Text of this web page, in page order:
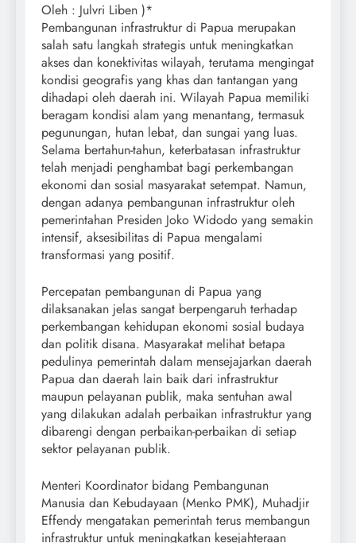
Oleh : Julvri Liben )*
Pembangunan infrastruktur di Papua merupakan
salah satu langkah strategis untuk meningkatkan
akses dan konektivitas wilayah, terutama mengingat
kondisi geografis yang khas dan tantangan yang
dihadapi oleh daerah ini. Wilayah Papua memiliki
beragam kondisi alam yang menantang, termasuk
pegunungan, hutan lebat, dan sungai yang luas.
Selama bertahun-tahun, keterbatasan infrastruktur
telah menjadi penghambat bagi perkembangan
ekonomi dan sosial masyarakat setempat. Namun,
dengan adanya pembangunan infrastruktur oleh
pemerintahan Presiden Joko Widodo yang semakin
intensif, aksesibilitas di Papua mengalami
transformasi yang positif.
Percepatan pembangunan di Papua yang
dilaksanakan jelas sangat berpengaruh terhadap
perkembangan kehidupan ekonomi sosial budaya
dan politik disana. Masyarakat melihat betapa
pedulinya pemerintah dalam mensejajarkan daerah
Papua dan daerah lain baik dari infrastruktur
maupun pelayanan publik, maka sentuhan awal
yang dilakukan adalah perbaikan infrastruktur yang
dibarengi dengan perbaikan-perbaikan di setiap
sektor pelayanan publik.
Menteri Koordinator bidang Pembangunan
Manusia dan Kebudayaan (Menko PMK), Muhadjir
Effendy mengatakan pemerintah terus membangun
infrastruktur untuk meningkatkan kesejahteraan